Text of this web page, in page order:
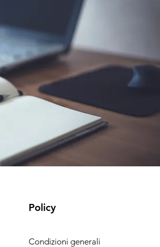
Policy
Condizioni generali